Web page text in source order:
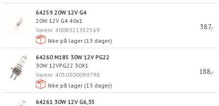
64259 20W 12V G4
20W 12V G4 40x1
Varenr 4008321352569
Ikke på lager (13 dager)
387,-
64260 M185 30W 12V PG22
30W 12VPG22 30X1
Varenr 4050300099798
Ikke på lager (13 dager)
188,-
64261 30W 12V G6,35